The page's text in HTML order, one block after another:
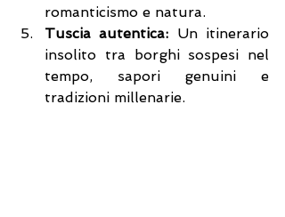
romanticismo e natura.
Tuscia autentica: Un itinerario
insolito tra borghi sospesi nel
tempo, sapori genuini e
tradizioni millenarie.